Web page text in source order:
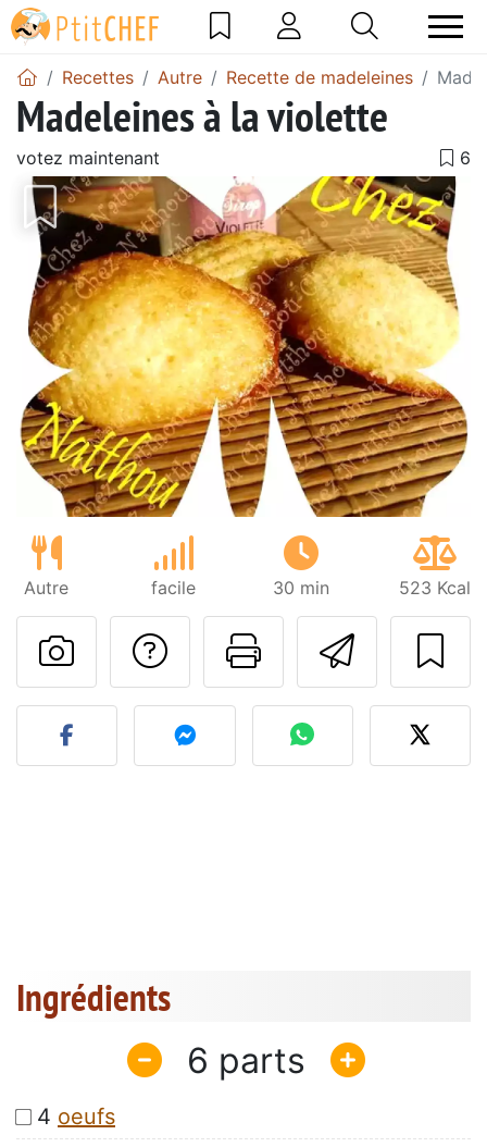
Recettes Autre Recette de madeleines
Madeleines à la violette
votez maintenant
Autre facile 30 min 523 Kcal
Imprimer
Poser une
Publier votre photo de
Ingrédients
6
4 oeufs